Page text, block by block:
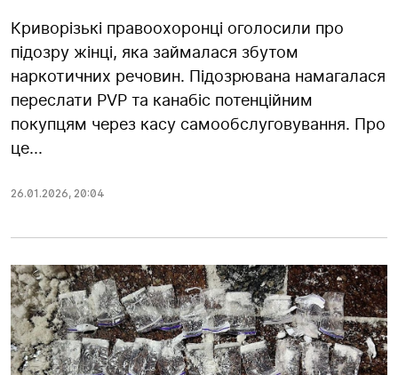
Криворізькі правоохоронці оголосили про
підозру жінці, яка займалася збутом
наркотичних речовин. Підозрювана намагалася
переслати PVP та канабіс потенційним
покупцям через касу самообслуговування. Про
це...
26.01.2026, 20:04